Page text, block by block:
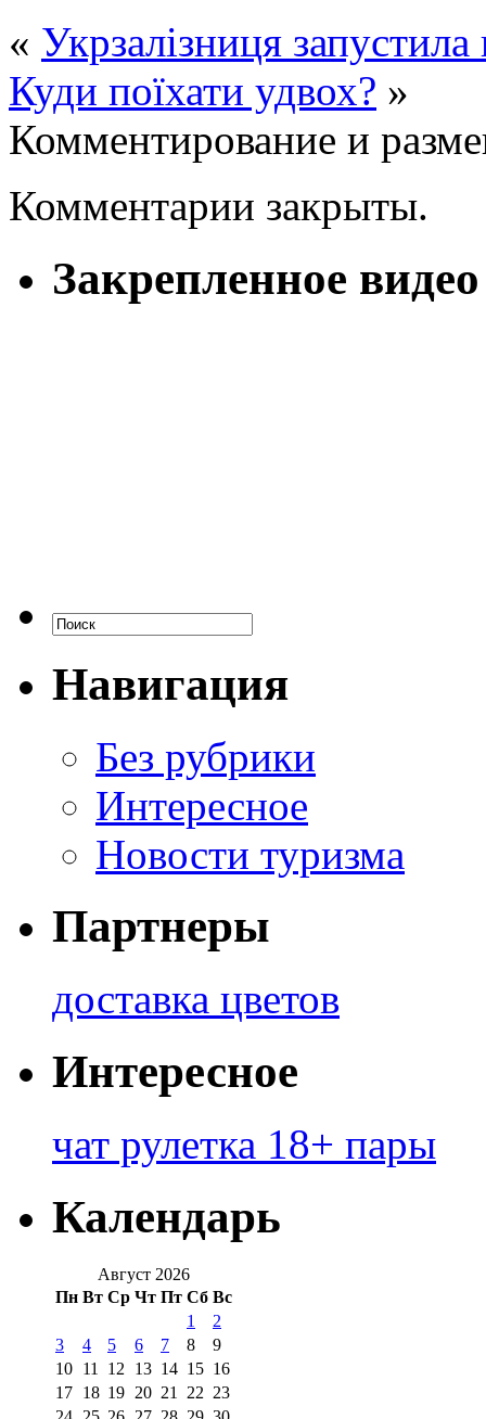
« Укрзалізниця
Куди поїхати удвох? »
Комментирование и
Комментарии закрыты.
Закрепленное видео
Навигация
Без рубрики
Интересное
Новости туризма
Партнеры
доставка цветов
Интересное
чат рулетка 18+ пары
Календарь
Август 2026
Пн Вт Ср Чт Пт Сб Вс
1
2
3
4 5 6 7 8
9
10 11 12 13 14 15 16
17 18 19 20 21 22 23